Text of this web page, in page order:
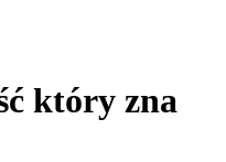
który zna